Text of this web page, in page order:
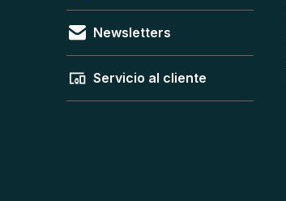
Newsletters
Servicio al cliente